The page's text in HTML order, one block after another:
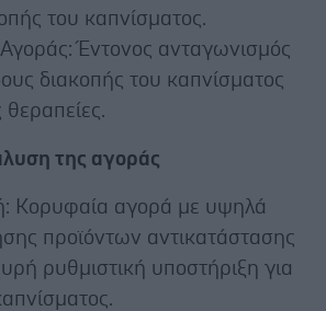
του καπνίσματος.
Έντονος ανταγωνισμός
διακοπής του καπνίσματος
θεραπείες.
της αγοράς
Κορυφαία αγορά με υψηλά
προϊόντων αντικατάστασης
ρυθμιστική υποστήριξη για